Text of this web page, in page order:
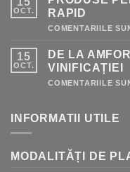
OCT.
RAPID
COMENTARIILE
15
OCT.
DE LA
VINIFICAȚIEI
COMENTARIILE
INFORMATII UTILE
MODALITĂȚI DE